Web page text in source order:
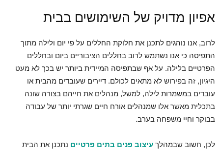
אפיון מדויק של השימושים בבית
לרוב, אנו נוהגים לתכנן את חלוקת החללים על פי יום ולילה מתוך
התפיסה כי אנו נשתמש לרוב בחללים הציבוריים ביום ובחללים
הפרטיים בלילה. על אף שבתפיסה המיידית ביותר יש בכך לא מעט
היגיון, זה בפירוש לא מתאים לכולם. דיירים שעובדים מהבית או
עובדים במשמרות לילה, למשל, מנהלים את חייהם בצורה שונה
בתכלית מאשר אלו שמנהלים אורח חיים שגרתי יותר של עבודה
בבוקר וחיי משפחה בערב.
לכן, חשוב שבמהלך עיצוב פנים בתים פרטיים נתכנן את הבית